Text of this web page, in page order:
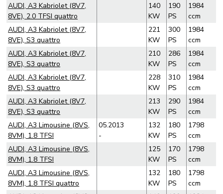
AUDI, A3 Kabriolet (8V7,
8VE), 2.0 TFSI quattro
140
KW
190
PS
1984
ccm
AUDI, A3 Kabriolet (8V7,
8VE), S3 quattro
221
KW
300
PS
1984
ccm
AUDI, A3 Kabriolet (8V7,
8VE), S3 quattro
210
KW
286
PS
1984
ccm
AUDI, A3 Kabriolet (8V7,
8VE), S3 quattro
228
KW
310
PS
1984
ccm
AUDI, A3 Kabriolet (8V7,
8VE), S3 quattro
213
KW
290
PS
1984
ccm
AUDI, A3 Limousine (8VS,
8VM), 1.8 TFSI
05.2013
-
132
KW
180
PS
1798
ccm
AUDI, A3 Limousine (8VS,
8VM), 1.8 TFSI
125
KW
170
PS
1798
ccm
AUDI, A3 Limousine (8VS,
8VM), 1.8 TFSI quattro
132
KW
180
PS
1798
ccm